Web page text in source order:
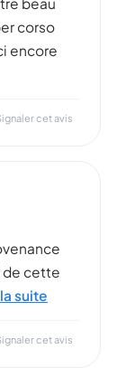
corso
encore
cet avis
de cette
suite
cet avis